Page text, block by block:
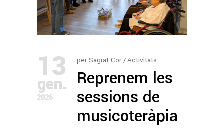
13
gen.
2026
perSagrat Cor Activitats
Reprenem les
sessions de
musicoteràpia